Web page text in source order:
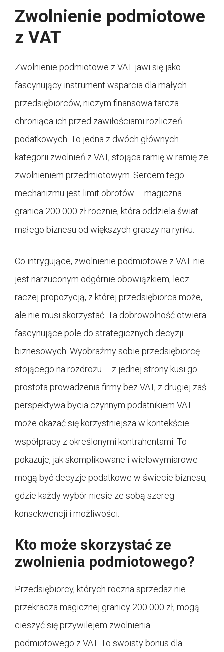
Zwolnienie podmiotowe
z VAT
Zwolnienie podmiotowe z VAT jawi się jako
fascynujący instrument wsparcia dla małych
przedsiębiorców, niczym finansowa tarcza
chroniąca ich przed zawiłościami rozliczeń
podatkowych. To jedna z dwóch głównych
kategorii zwolnień z VAT, stojąca ramię w ramię ze
zwolnieniem przedmiotowym. Sercem tego
mechanizmu jest limit obrotów – magiczna
granica 200 000 zł rocznie, która oddziela świat
małego biznesu od większych graczy na rynku.
Co intrygujące, zwolnienie podmiotowe z VAT nie
jest narzuconym odgórnie obowiązkiem, lecz
raczej propozycją, z której przedsiębiorca może,
ale nie musi skorzystać. Ta dobrowolność otwiera
fascynujące pole do strategicznych decyzji
biznesowych. Wyobraźmy sobie przedsiębiorcę
stojącego na rozdrożu – z jednej strony kusi go
prostota prowadzenia firmy bez VAT, z drugiej zaś
perspektywa bycia czynnym podatnikiem VAT
może okazać się korzystniejsza w kontekście
współpracy z określonymi kontrahentami. To
pokazuje, jak skomplikowane i wielowymiarowe
mogą być decyzje podatkowe w świecie biznesu,
gdzie każdy wybór niesie ze sobą szereg
konsekwencji i możliwości.
Kto może skorzystać ze
zwolnienia podmiotowego?
Przedsiębiorcy, których roczna sprzedaż nie
przekracza magicznej granicy 200 000 zł, mogą
cieszyć się przywilejem zwolnienia
podmiotowego z VAT. To swoisty bonus dla